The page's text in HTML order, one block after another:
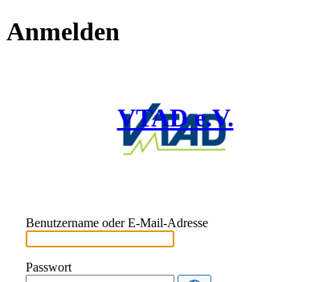
Anmelden
VTAD e.V.
Benutzername oder E-Mail-Adresse
Passwort